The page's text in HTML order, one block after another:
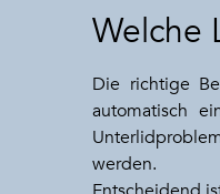
Welche
Die richtige
automatisch
werden.